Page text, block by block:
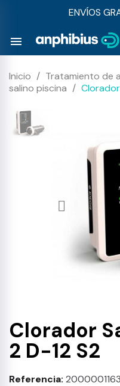
ENVÍOS
menu
Inicio Tratamiento de
salino piscina
Clorador
2 D-12 S2
Referencia